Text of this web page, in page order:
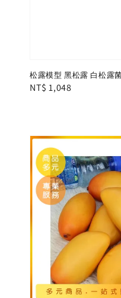
松露模型 黑松露 白松露
Regular
NT$ 1,048